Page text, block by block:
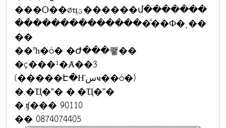
���Ѻ��øҵؾ������մ�������
���������������ͧ��Ф�ͺ��
��
��°һ�ó� �Ժ���쾧��
�ç���¹�Ⱥ��3
(�����Է�Ҥسҹ��ó�)
�.�Ҵ�˭� �.�Ҵ�˭�
�.ʧ��� 90110
�� 0874074405